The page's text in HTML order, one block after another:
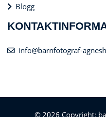
Blogg
info@barnfotograf-
© 2026 Copyright: